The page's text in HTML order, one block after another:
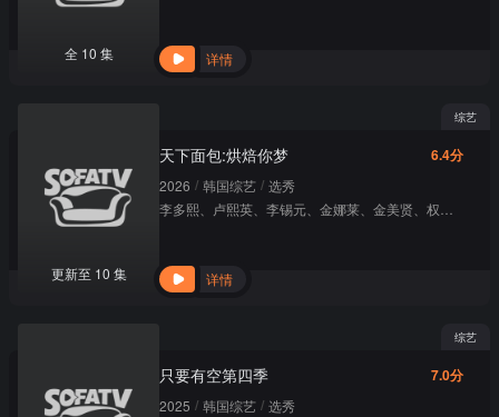
全 10 集 详情
更新至 10 集
综艺
天下面包:烘焙你梦 6.4分
2026 / 韩国综艺 / 选秀
李多熙、 卢熙英、李锡元、金娜莱、金美贤、权圣晙
详情
综艺
只要有空第四季 7.0分
2025 / 韩国综艺 / 选秀